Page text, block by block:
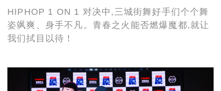
HIPHOP 1 ON 1 对决中,三城街舞好手们个个舞
姿飒爽、身手不凡。青春之火能否燃爆魔都,就让
我们拭目以待！